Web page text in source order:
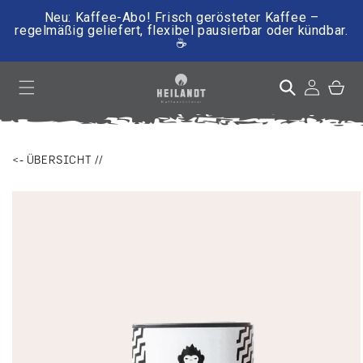
zum Inhalt Einloggen
Warenkorb
<- ÜBERSICHT //
Neu: Kaffee-Abo! Frisch gerösteter Kaffee –
regelmäßig geliefert, flexibel pausierbar oder kündbar.
☕